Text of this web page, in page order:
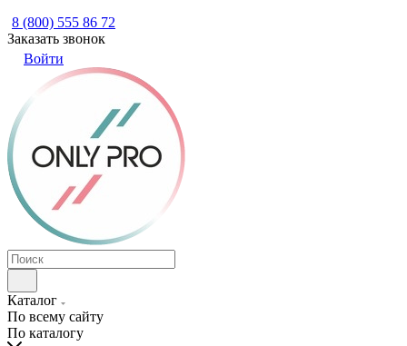
8 (800) 555 86 72
Заказать звонок
Войти
Каталог
По всему сайту
По каталогу